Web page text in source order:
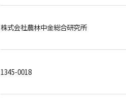
株式会社農林中金総合研究所
1345-0018